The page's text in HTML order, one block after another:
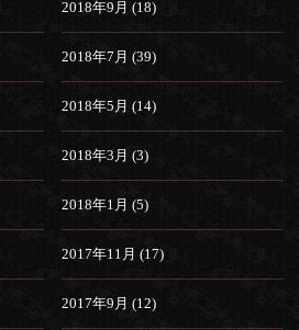
2018年9月 (18)
2018年7月 (39)
2018年5月 (14)
2018年3月 (3)
2018年1月 (5)
2017年11月 (17)
2017年9月 (12)